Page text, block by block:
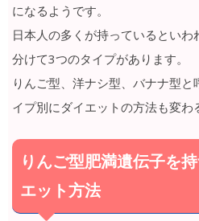
になるようです。
日本人の多くが持っているといわ
分けて3つのタイプがあります。
りんご型、洋ナシ型、バナナ型
イプ別にダイエットの方法も変わ
りんご型肥満遺伝子を
エット方法